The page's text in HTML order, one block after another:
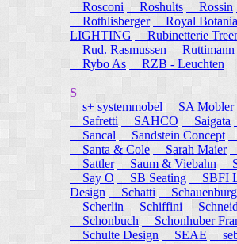
Rosconi Roshults Rossin
Rothlisberger
Royal Botania
LIGHTING
Rubinetterie
Rud. Rasmussen
Ruttimann
Rybo As
RZB - Leuchten
S
s+ systemmobel
SA Mobler
Safretti
SAHCO Saigata
Sancal
Sandstein Concept
Santa & Cole
Sarah Maier
Sattler
Saum & Viebahn
Say O
SB Seating SBFI
Design
Schatti Schauenburg
Scherlin
Schiffini Schneid
Schonbuch
Schonhuber
Schulte Design
SEAE